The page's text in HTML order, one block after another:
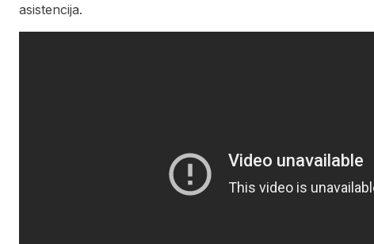
asistencija.